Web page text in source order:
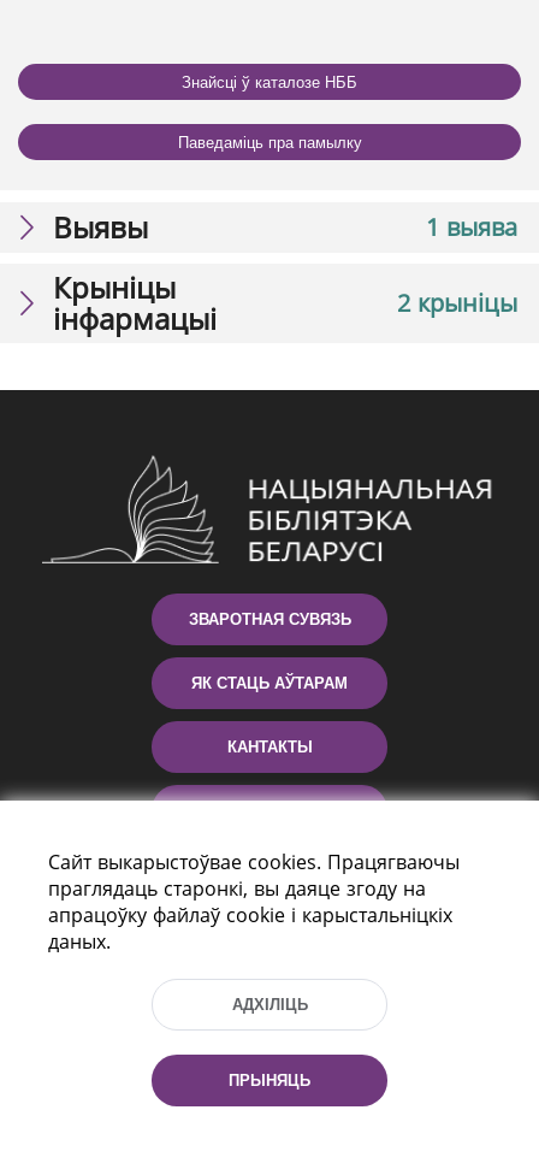
Знайсці ў каталозе НББ
Паведаміць пра памылку
1 выява
Выявы
2 крыніцы
Крыніцы
інфармацыі
ЗВАРОТНАЯ СУВЯЗЬ
ЯК СТАЦЬ АЎТАРАМ
КАНТАКТЫ
г. Мiнск, Рэспубліка Беларусь, 220114
Тэл.: (+375 17) 368 37 37, Факс: (+375 17)
Сайт выкарыстоўвае cookies. Працягваючы
праглядаць старонкі, вы даяце згоду на
апрацоўку файлаў cookie і карыстальніцкіх
даных.
АДХІЛІЦЬ
ПРЫНЯЦЬ